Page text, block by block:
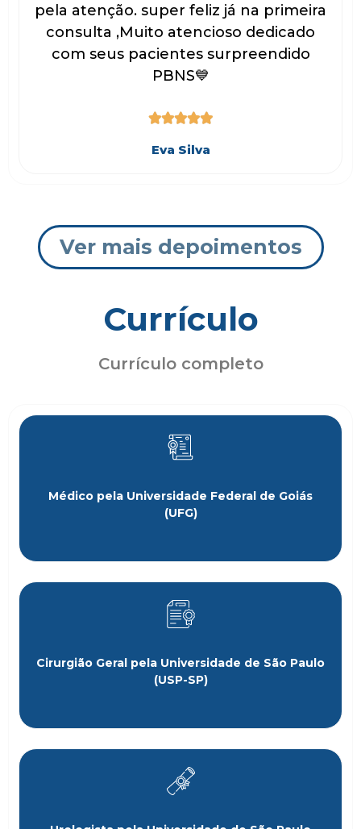
pela atenção. super feliz já na primeira
consulta ,Muito atencioso dedicado
com seus pacientes surpreendido
PBNS💙

Eva Silva
Ver mais depoimentos
Currículo
Currículo completo
Médico pela Universidade Federal de Goiás
(UFG)
Cirurgião Geral pela Universidade de São Paulo
(USP-SP)